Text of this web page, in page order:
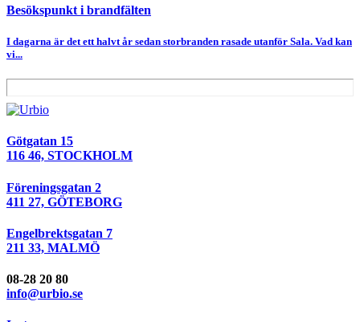
Besökspunkt i brandfälten
I dagarna är det ett halvt år sedan storbranden rasade utanför Sala. Vad kan
vi...
Götgatan 15
116 46, STOCKHOLM
Föreningsgatan 2
411 27, GÖTEBORG
Engelbrektsgatan 7
211 33, MALMÖ
08-28 20 80
info@urbio.se